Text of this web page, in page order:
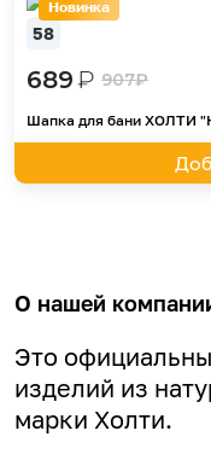
Новинка
58
689₽ 907₽
Шапка для бани ХОЛТИ
О нашей
Это
изделий из
марки Холти.